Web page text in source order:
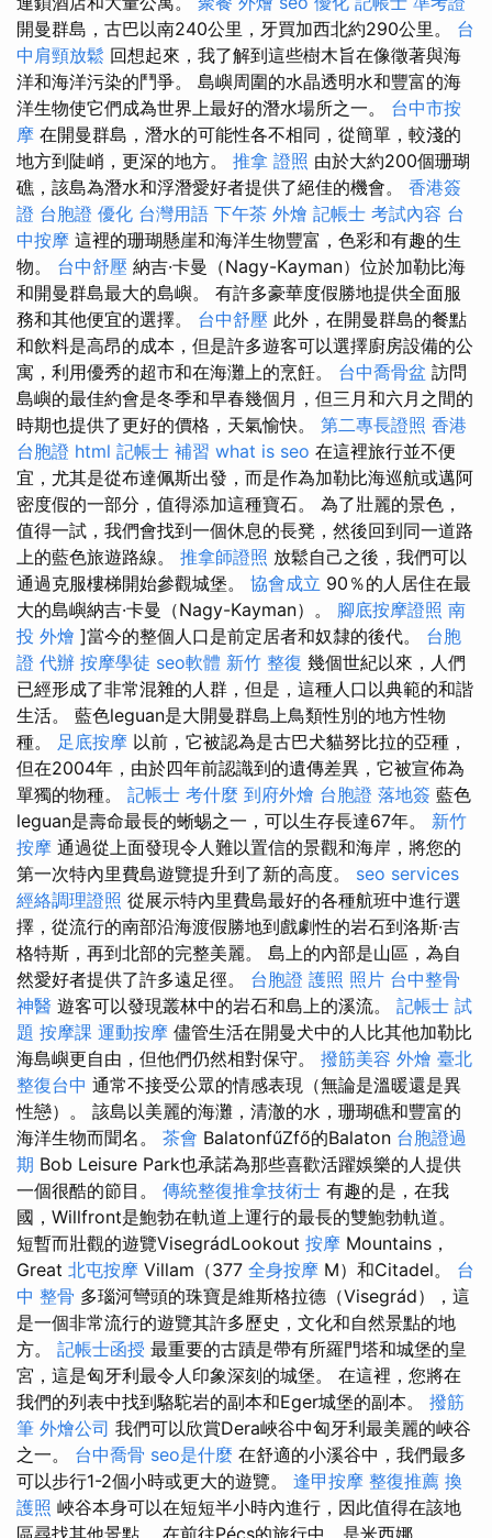
開曼群島，古巴以南240公里，牙買加西北約290公里。 台
中肩頸放鬆 回想起來，我了解到這些樹木旨在像徵著與海
洋和海洋污染的鬥爭。 島嶼周圍的水晶透明水和豐富的海
洋生物使它們成為世界上最好的潛水場所之一。 台中市按
摩 在開曼群島，潛水的可能性各不相同，從簡單，較淺的
地方到陡峭，更深的地方。 推拿 證照 由於大約200個珊瑚
礁，該島為潛水和浮潛愛好者提供了絕佳的機會。 香港簽
證 台胞證 優化 台灣用語 下午茶 外燴 記帳士 考試內容 台
中按摩 這裡的珊瑚懸崖和海洋生物豐富，色彩和有趣的生
物。 台中舒壓 納吉·卡曼（Nagy-Kayman）位於加勒比海
和開曼群島最大的島嶼。 有許多豪華度假勝地提供全面服
務和其他便宜的選擇。 台中舒壓 此外，在開曼群島的餐點
和飲料是高昂的成本，但是許多遊客可以選擇廚房設備的公
寓，利用優秀的超市和在海灘上的烹飪。 台中喬骨盆 訪問
島嶼的最佳約會是冬季和早春幾個月，但三月和六月之間的
時期也提供了更好的價格，天氣愉快。 第二專長證照 香港
台胞證 html 記帳士 補習 what is seo 在這裡旅行並不便
宜，尤其是從布達佩斯出發，而是作為加勒比海巡航或邁阿
密度假的一部分，值得添加這種寶石。 為了壯麗的景色，
值得一試，我們會找到一個休息的長凳，然後回到同一道路
上的藍色旅遊路線。 推拿師證照 放鬆自己之後，我們可以
通過克服樓梯開始參觀城堡。 協會成立 90％的人居住在最
大的島嶼納吉·卡曼（Nagy-Kayman）。 腳底按摩證照 南
投 外燴 ]當今的整個人口是前定居者和奴隸的後代。 台胞
證 代辦 按摩學徒 seo軟體 新竹 整復 幾個世紀以來，人們
已經形成了非常混雜的人群，但是，這種人口以典範的和諧
生活。 藍色leguan是大開曼群島上鳥類性別的地方性物
種。 足底按摩 以前，它被認為是古巴犬貓努比拉的亞種，
但在2004年，由於四年前認識到的遺傳差異，它被宣佈為
單獨的物種。 記帳士 考什麼 到府外燴 台胞證 落地簽 藍色
leguan是壽命最長的蜥蜴之一，可以生存長達67年。 新竹
按摩 通過從上面發現令人難以置信的景觀和海岸，將您的
第一次特內里費島遊覽提升到了新的高度。 seo services
經絡調理證照 從展示特內里費島最好的各種航班中進行選
擇，從流行的南部沿海渡假勝地到戲劇性的岩石到洛斯·吉
格特斯，再到北部的完整美麗。 島上的內部是山區，為自
然愛好者提供了許多遠足徑。 台胞證 護照 照片 台中整骨
神醫 遊客可以發現叢林中的岩石和島上的溪流。 記帳士 試
題 按摩課 運動按摩 儘管生活在開曼犬中的人比其他加勒比
海島嶼更自由，但他們仍然相對保守。 撥筋美容 外燴 臺北
整復台中 通常不接受公眾的情感表現（無論是溫暖還是異
性戀）。 該島以美麗的海灘，清澈的水，珊瑚礁和豐富的
海洋生物而聞名。 茶會 BalatonfűZfő的Balaton 台胞證過
期 Bob Leisure Park也承諾為那些喜歡活躍娛樂的人提供
一個很酷的節目。 傳統整復推拿技術士 有趣的是，在我
國，Willfront是鮑勃在軌道上運行的最長的雙鮑勃軌道。
短暫而壯觀的遊覽VisegrádLookout 按摩 Mountains，
Great 北屯按摩 Villam（377 全身按摩 M）和Citadel。 台
中 整骨 多瑙河彎頭的珠寶是維斯格拉德（Visegrád），這
是一個非常流行的遊覽其許多歷史，文化和自然景點的地
方。 記帳士函授 最重要的古蹟是帶有所羅門塔和城堡的皇
宮，這是匈牙利最令人印象深刻的城堡。 在這裡，您將在
我們的列表中找到駱駝岩的副本和Eger城堡的副本。 撥筋
筆 外燴公司 我們可以欣賞Dera峽谷中匈牙利最美麗的峽谷
之一。 台中喬骨 seo是什麼 在舒適的小溪谷中，我們最多
可以步行1-2個小時或更大的遊覽。 逢甲按摩 整復推薦 換
護照 峽谷本身可以在短短半小時內進行，因此值得在該地
區尋找其他景點。 在前往Pécs的旅行中，是米西娜